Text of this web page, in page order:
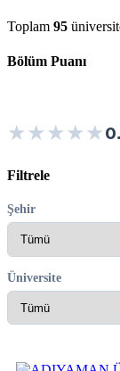
Toplam 95
Bölüm Puanı
★★★★★
Filtrele
Şehir
Üniversite